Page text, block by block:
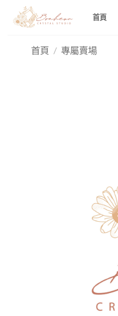
首頁
首頁 / 專屬賣場